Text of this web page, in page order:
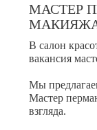
МАСТЕР
В салон
вакансия
Мы
Мастер
взгляда.